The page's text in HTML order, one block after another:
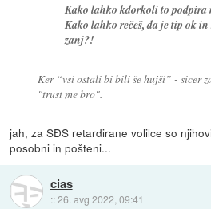
Kako lahko kdorkoli to podpira
Kako lahko rečeš, da je tip ok
zanj?!
Ker “vsi ostali bi bili še hujši” - sicer
"trust me bro".
jah, za SĐS retardirane volilce so
posobni in pošteni...
cias
::26. avg 2022, 09:41